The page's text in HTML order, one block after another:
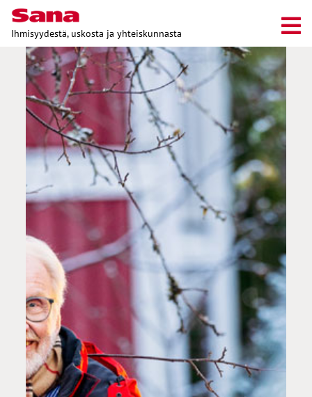
Ihmisyydestä, uskosta ja yhteiskunnasta